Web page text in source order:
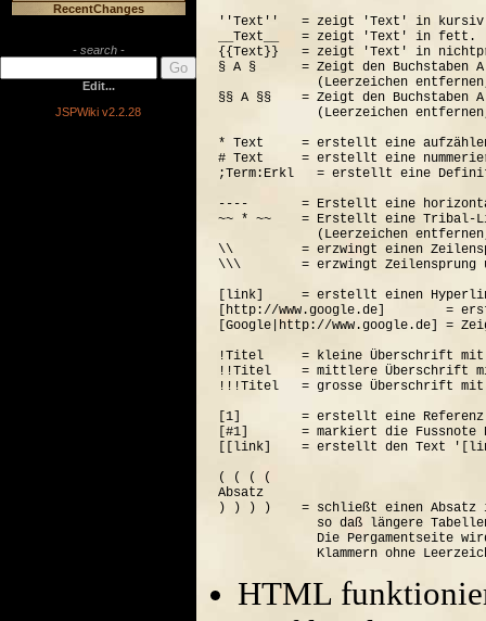
RecentChanges
- search -
Edit...
JSPWiki v2.2.28
''Text''   = zeigt 'Text' in
__Text__   = zeigt 'Text' in fett.
{{Text}}   = zeigt 'Text' in
§ A §      = Zeigt den Buchstaben
(Leerzeichen
§§ A §§    = Zeigt den Buchstaben
(Leerzeichen
* Text     = erstellt eine
# Text     = erstellt eine
;Term:Erkl   = erstellt eine
----       = Erstellt eine
~~ * ~~    = Erstellt eine Tribal-
(Leerzeichen
\\         = erzwingt einen
\\\        = erzwingt Zeilensprung
[link]     = erstellt einen
[http://www.google.de]        =
[Google|http://www.google.de] =
!Titel     = kleine Überschrift
!!Titel    = mittlere Überschrift
!!!Titel   = grosse Überschrift
[1]        = erstellt eine Referenz
[#1]       = markiert die Fussnote
[[link]    = erstellt den Text
( ( ( (
Absatz
) ) ) )    = schließt einen Absatz
so daß längere
Die Pergamentseite
HTML